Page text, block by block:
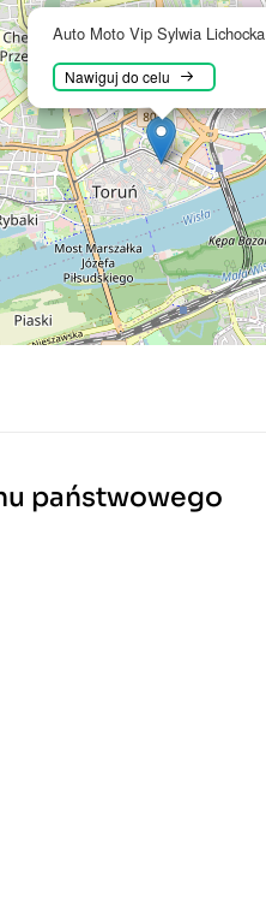
Auto Moto Vip Sylwia Lichocka
Nawiguj do celu
państwowego